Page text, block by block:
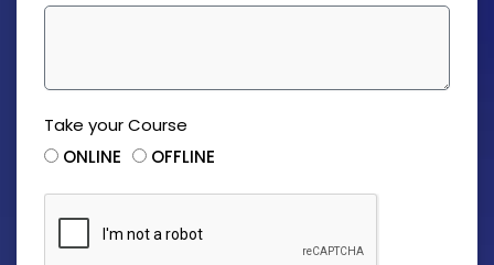
Take your Course
ONLINE
OFFLINE